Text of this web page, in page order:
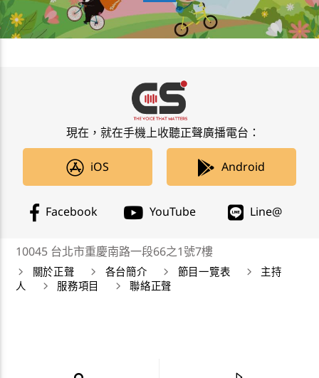
現在，就在手機上收聽正聲廣播電台：
iOS Android
Facebook YouTube Line@
10045 台北市重慶南路一段66之1號7樓
關於正聲
各台簡介 節目一覽表
主持
人
服務項目 聯絡正聲